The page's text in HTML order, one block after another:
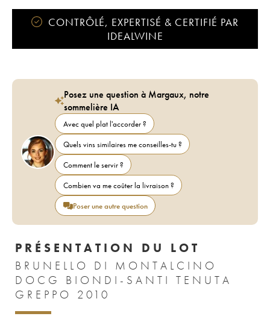
CONTRÔLÉ, EXPERTISÉ & CERTIFIÉ PAR
IDEALWINE
Posez une question à Margaux, notre
sommelière IA
Avec quel plat l'accorder ?
Quels vins similaires me conseilles-tu ?
Comment le servir ?
Combien va me coûter la livraison ?
Poser une autre question
PRÉSENTATION DU LOT
BRUNELLO DI MONTALCINO
DOCG BIONDI-SANTI TENUTA
GREPPO 2010